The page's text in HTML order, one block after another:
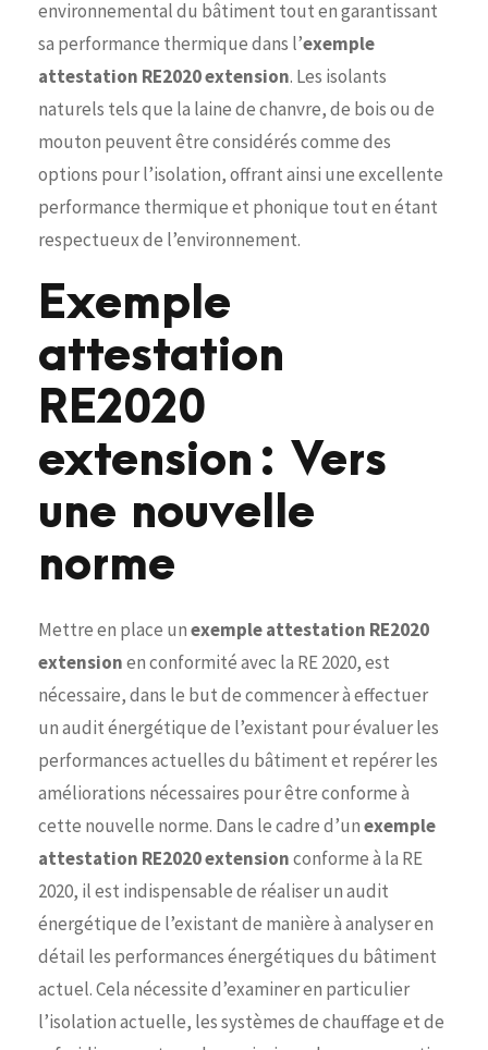
environnemental du bâtiment tout en garantissant
sa performance thermique dans l’exemple
attestation RE2020 extension. Les isolants
naturels tels que la laine de chanvre, de bois ou de
mouton peuvent être considérés comme des
options pour l’isolation, offrant ainsi une excellente
performance thermique et phonique tout en étant
respectueux de l’environnement.
Exemple
attestation
RE2020
extension : Vers
une nouvelle
norme
Mettre en place unexemple attestation RE2020
extensionen conformité avec la RE 2020, est
nécessaire, dans le but de commencer à effectuer
un audit énergétique de l’existant pour évaluer les
performances actuelles du bâtiment et repérer les
améliorations nécessaires pour être conforme à
cette nouvelle norme. Dans le cadre d’unexemple
attestation RE2020 extensionconforme à la RE
2020, il est indispensable de réaliser un audit
énergétique de l’existant de manière à analyser en
détail les performances énergétiques du bâtiment
actuel. Cela nécessite d’examiner en particulier
l’isolation actuelle, les systèmes de chauffage et de